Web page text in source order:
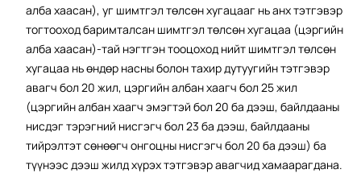
алба хаасан), уг шимтгэл төлсөн хугацааг нь анх тэтгэвэр
тогтооход баримталсан шимтгэл төлсөн хугацаа (цэргийн
алба хаасан)-тай нэгтгэн тооцоход нийт шимтгэл төлсөн
хугацаа нь өндөр насны болон тахир дутуугийн тэтгэвэр
авагч бол 20 жил, цэргийн албан хаагч бол 25 жил
(цэргийн албан хаагч эмэгтэй бол 20 ба дээш, байлдааны
нисдэг тэрэгний нисгэгч бол 23 ба дээш, байлдааны
тийрэлтэт сөнөөгч онгоцны нисгэгч бол 20 ба дээш) ба
түүнээс дээш жилд хүрэх тэтгэвэр авагчид хамаарагдана.